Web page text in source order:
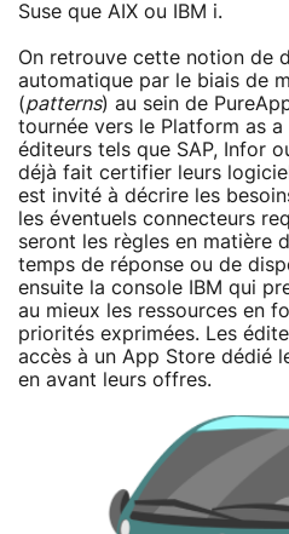
Suse que AIX ou IBM i.
On retrouve cette notion de
automatique par le biais de
(patterns) au sein de
tournée vers le Platform as
éditeurs tels que SAP, Infor
déjà fait certifier leurs
est invité à décrire les
les éventuels connecteurs
seront les règles en matière
temps de réponse ou de
ensuite la console IBM qui
au mieux les ressources en
priorités exprimées. Les
accès à un App Store dédié
en avant leurs offres.